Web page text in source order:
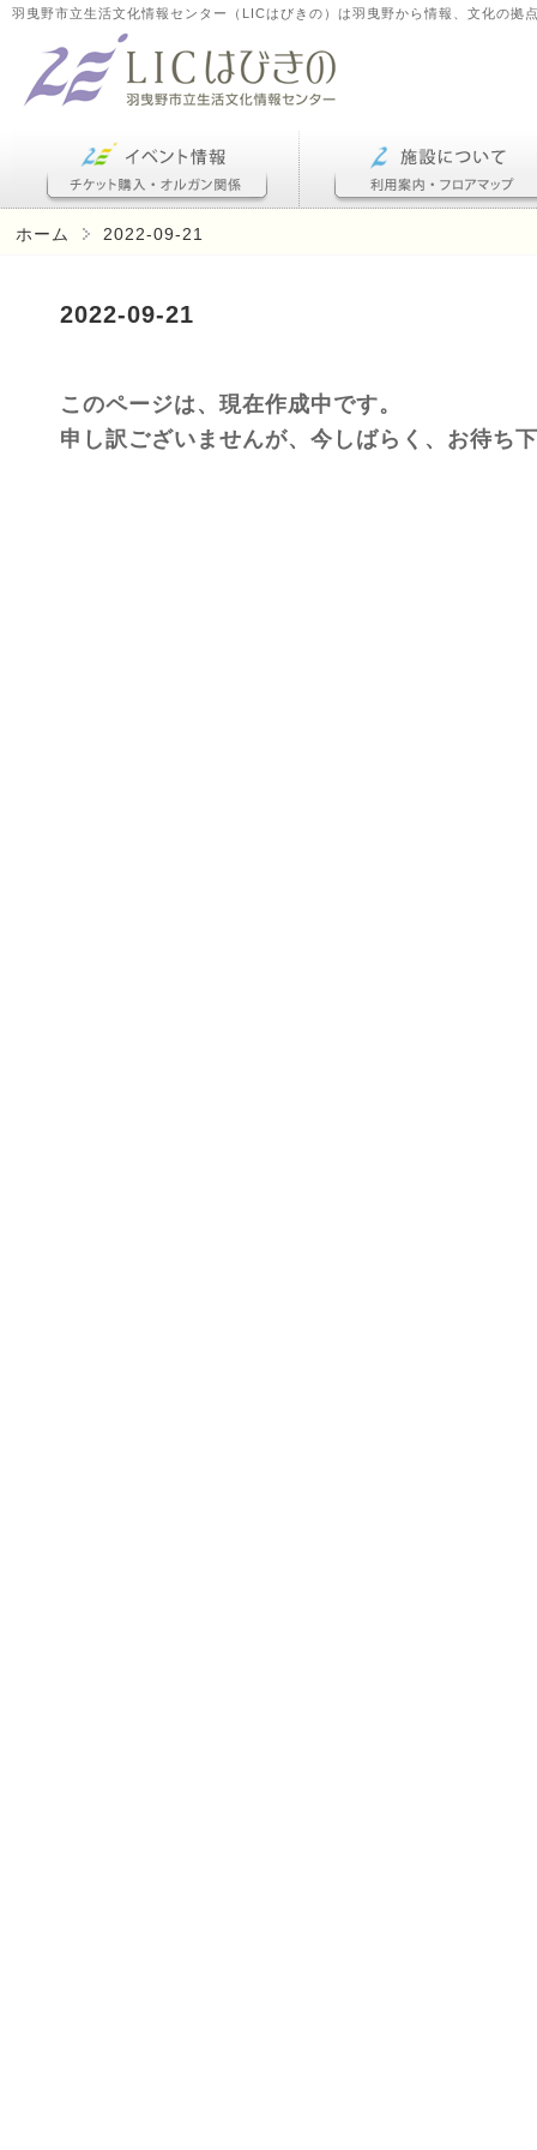
羽曳野市立生活文化情報センター（LICはびきの）は羽曳野から情報、文化の拠
ホーム 2022-09-21
2022-09-21
このページは、現在作成中です。
申し訳ございませんが、今しばらく、お待ち